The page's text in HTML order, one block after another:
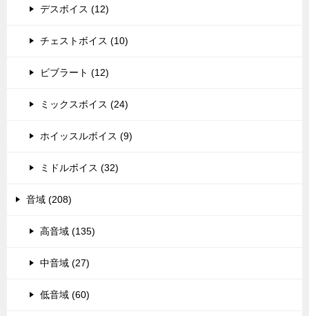
デスボイス (12)
チェストボイス (10)
ビブラート (12)
ミックスボイス (24)
ホイッスルボイス (9)
ミドルボイス (32)
音域 (208)
高音域 (135)
中音域 (27)
低音域 (60)